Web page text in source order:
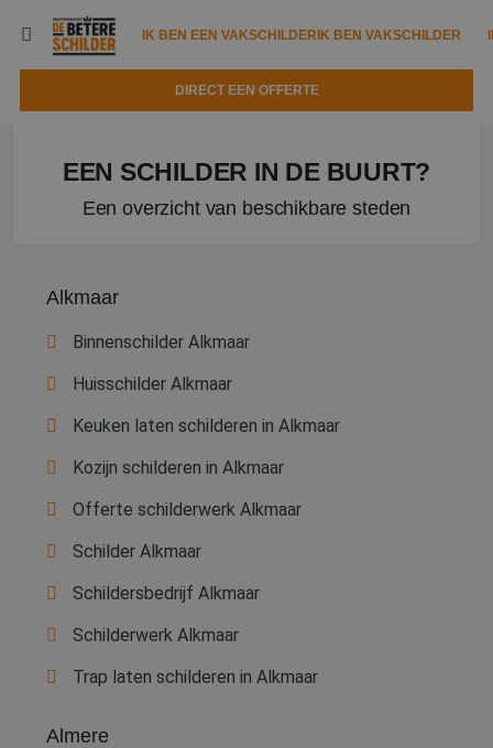
IK BEN EEN VAKSCHILDERIK BEN VAKSCHILDER
DIRECT EEN OFFERTE
Documenten
Infopakket
Verfspuitbedrijf?
IK ZOEK EEN VAKSCHILDERVAKSCHILDER ZOEKEN
Garantie
Service
Waarom de betere schilder?
Binnenschilderwerk
Vacatures
Veelgestelde vragen
Webshop
Contact
EEN SCHILDER IN DE BUURT?
Een overzicht van beschikbare steden
Alkmaar
Binnenschilder Alkmaar
Huisschilder Alkmaar
Keuken laten schilderen in Alkmaar
Kozijn schilderen in Alkmaar
Offerte schilderwerk Alkmaar
Schilder Alkmaar
Schildersbedrijf Alkmaar
Schilderwerk Alkmaar
Trap laten schilderen in Alkmaar
Almere